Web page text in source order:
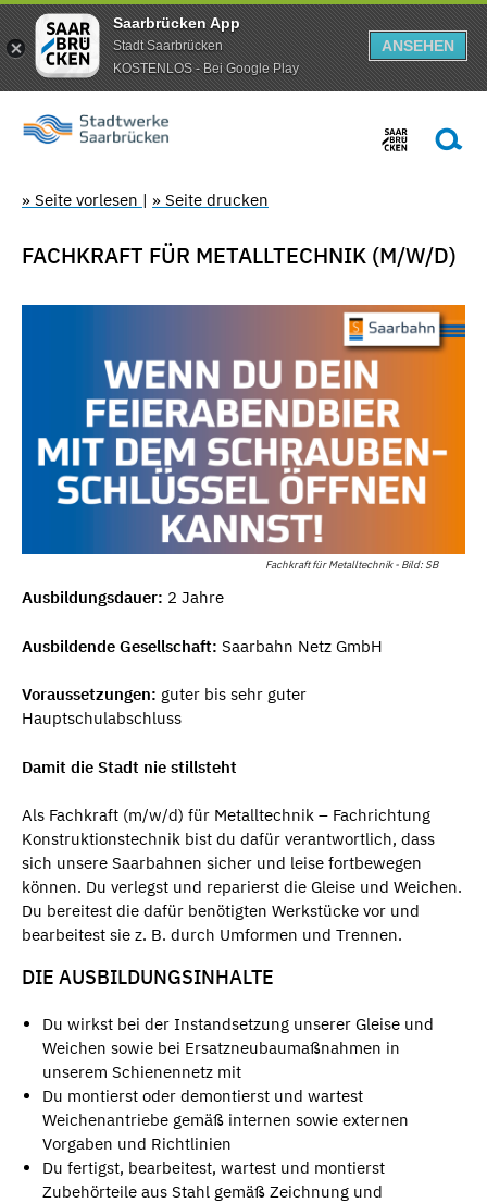
Saarbrücken App
Stadt Saarbrücken
KOSTENLOS - Bei Google Play
ANSEHEN
» Seite vorlesen | » Seite drucken
FACHKRAFT FÜR METALLTECHNIK (M/W/D)
Fachkraft für Metalltechnik - Bild: SB
Ausbildungsdauer: 2 Jahre
Ausbildende Gesellschaft: Saarbahn Netz GmbH
Voraussetzungen: guter bis sehr guter
Hauptschulabschluss
Damit die Stadt nie stillsteht
Als Fachkraft (m/w/d) für Metalltechnik – Fachrichtung
Konstruktionstechnik bist du dafür verantwortlich, dass
sich unsere Saarbahnen sicher und leise fortbewegen
können. Du verlegst und reparierst die Gleise und Weichen.
Du bereitest die dafür benötigten Werkstücke vor und
bearbeitest sie z. B. durch Umformen und Trennen.
DIE AUSBILDUNGSINHALTE
Du wirkst bei der Instandsetzung unserer Gleise und
Weichen sowie bei Ersatzneubaumaßnahmen in
unserem Schienennetz mit
Du montierst oder demontierst und wartest
Weichenantriebe gemäß internen sowie externen
Vorgaben und Richtlinien
Du fertigst, bearbeitest, wartest und montierst
Zubehörteile aus Stahl gemäß Zeichnung und